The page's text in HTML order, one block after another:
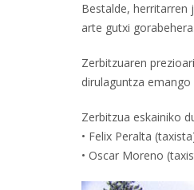
Bestalde, herritarren
arte gutxi
Zerbitzuaren
dirulaguntza
Zerbitzua eskainiko
• Felix Peralta
• Oscar Moreno